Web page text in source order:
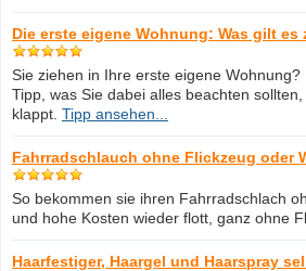
Die erste eigene Wohnung: Was gilt es
Sie ziehen in Ihre erste eigene
Tipp, was Sie dabei alles beachten
klappt. Tipp ansehen...
Fahrradschlauch ohne Flickzeug oder
So bekommen sie ihren Fahrradschlach
und hohe Kosten wieder flott, ganz ohne
Haarfestiger, Haargel und Haarspray